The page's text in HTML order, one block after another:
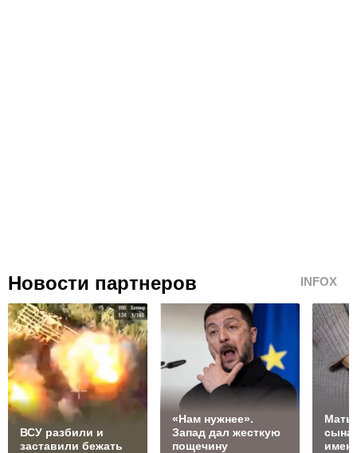
Новости партнеров INFOX
ВСУ разбили и
заставили бежать
«Нам нужнее».
Запад дал жесткую
пощечину
сына